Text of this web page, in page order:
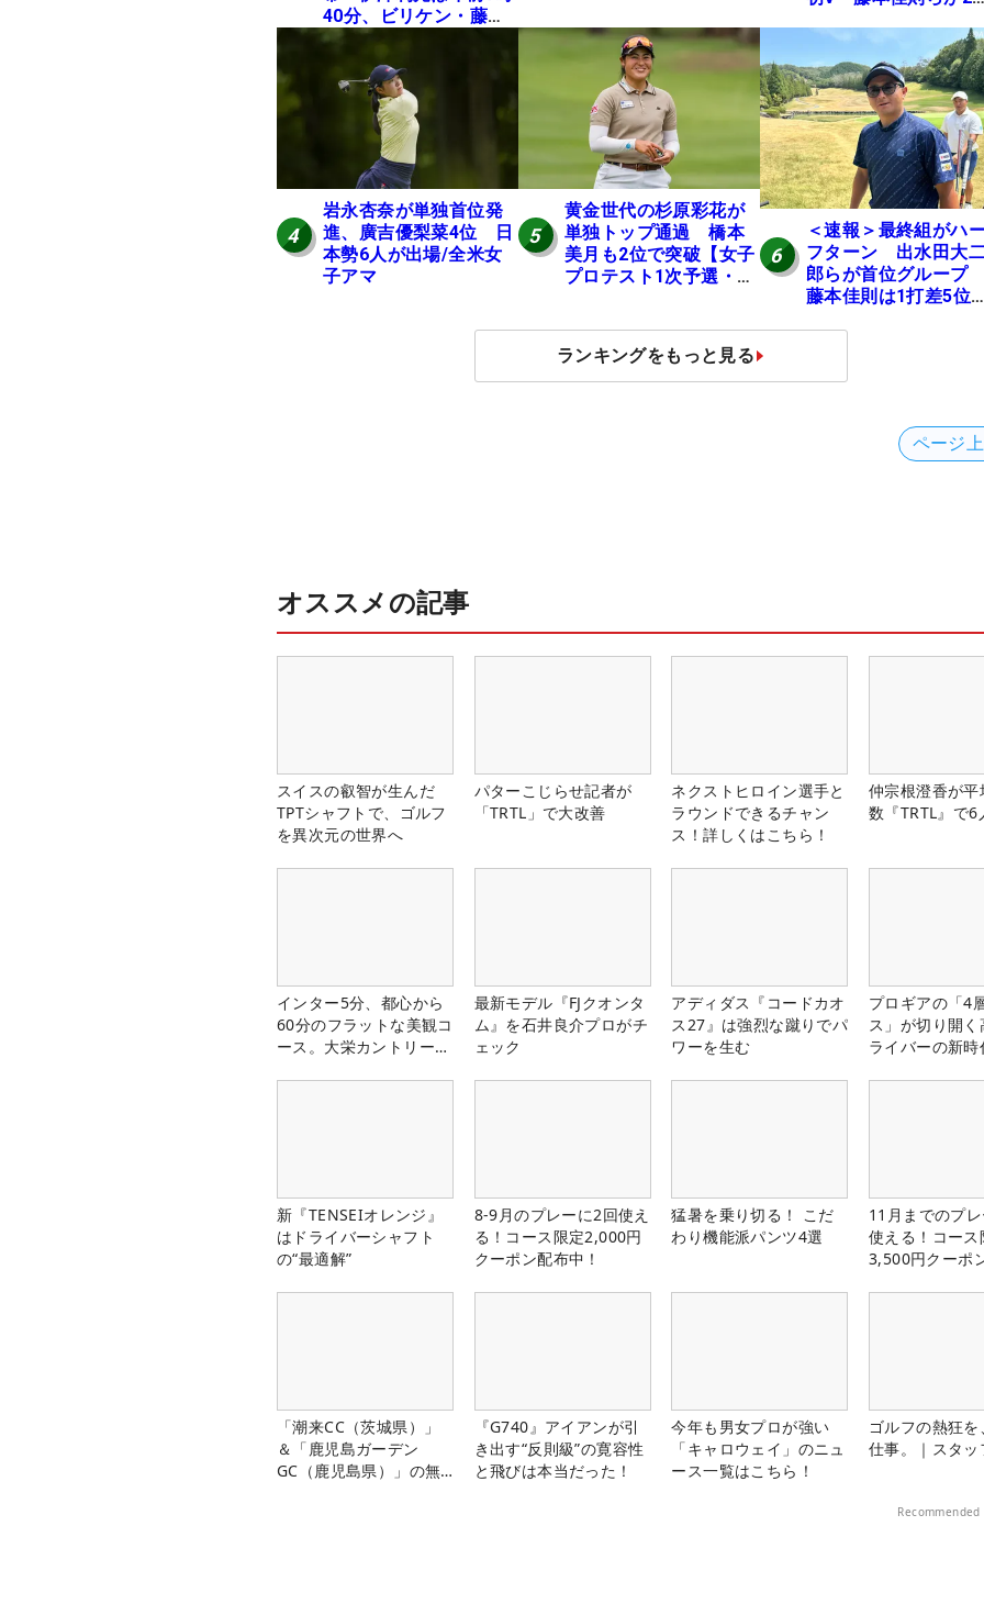
40分、ビリケン・藤本
佳則は午前9時30分にテ
ィオフ【MAIN STAGE
JOYX OPEN】
OPEN】
4
岩永杏奈が単独首位発
進、廣吉優梨菜4位 日
本勢6人が出場/全米女
子アマ
5
黄金世代の杉原彩花が
単独トップ通過 橋本
美月も2位で突破【女子
プロテスト1次予選・E
6
＜速報＞最終組がハ
フターン 出水田大
郎らが首位グルー
藤本佳則は1打差5
ランキングをもっと見る
ページ
オススメの記事
スイスの叡智が生んだ
TPTシャフトで、ゴルフ
を異次元の世界へ
パターこじらせ記者が
「TRTL」で大改善
ネクストヒロイン選手と
ラウンドできるチャン
ス！詳しくはこちら！
仲宗根澄香が
数『TRTL』で6
インター5分、都心から
60分のフラットな美観コ
ース。大栄カントリー俱
最新モデル『FJクオンタ
ム』を石井良介プロがチ
ェック
アディダス『コードカオ
ス27』は強烈な蹴りでパ
ワーを生む
プロギアの「4
ス」が切り開
ライバーの新時
新『TENSEIオレンジ』
はドライバーシャフト
の“最適解”
8-9月のプレーに2回使え
る！コース限定2,000円
クーポン配布中！
猛暑を乗り切る！ こだ
わり機能派パンツ4選
11月までのプ
使える！コース
3,500円クーポ
「潮来CC（茨城県）」
＆「鹿児島ガーデン
GC（鹿児島県）」の無
『G740』アイアンが引
き出す“反則級”の寛容性
と飛びは本当だった！
今年も男女プロが強い
「キャロウェイ」のニュ
ース一覧はこちら！
ゴルフの熱狂
仕事。｜スタ
Recommended